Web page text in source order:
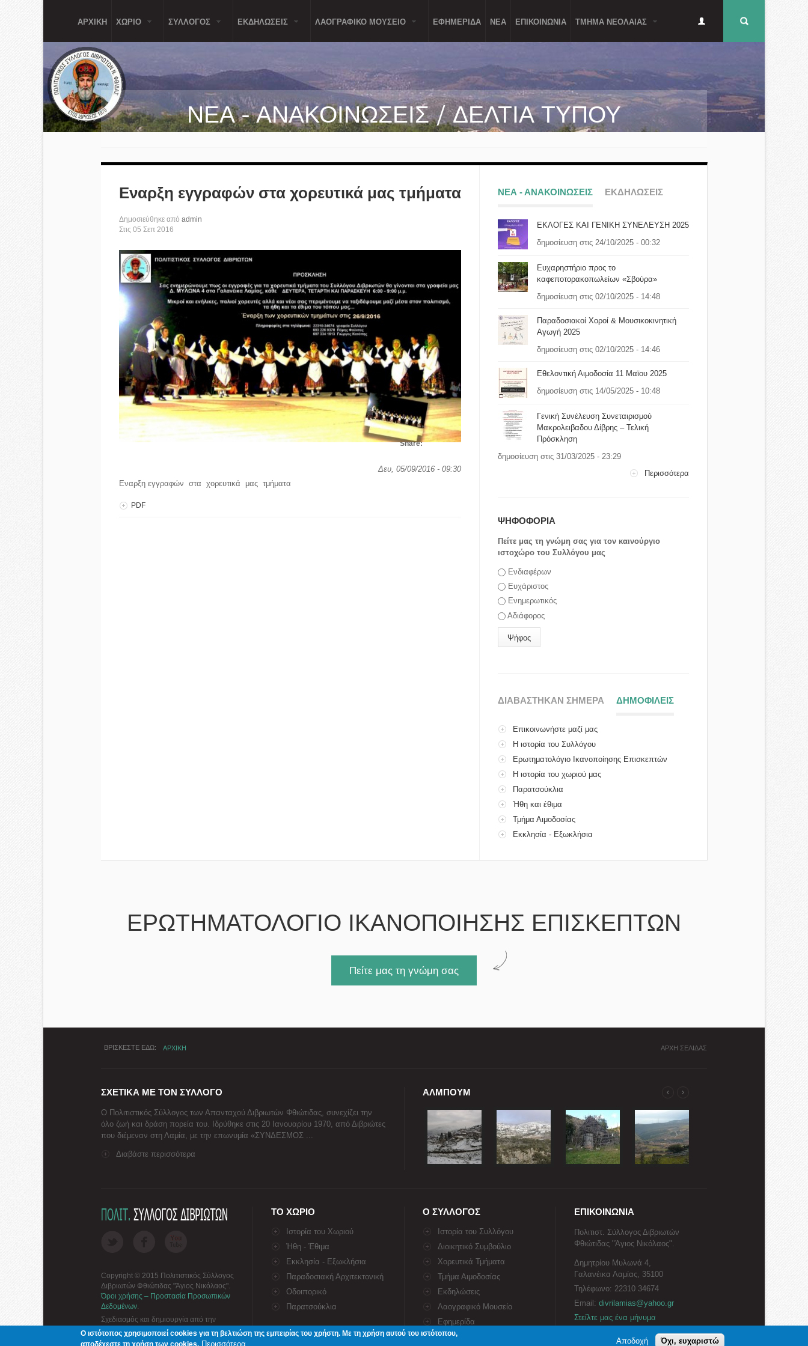
ΑΡΧΙΚΗ ΧΩΡΙΟ ΣΥΛΛΟΓΟΣ ΕΚΔΗΛΩΣΕΙΣ ΛΑΟΓΡΑΦΙΚΟ ΜΟΥΣΕΙΟ ΕΦΗΜΕΡΙΔΑ ΝΕΑ ΕΠΙΚΟΙΝΩΝΙΑ ΤΜΗΜΑ ΝΕΟΛΑΙΑΣ
αναζήτησης
μενού
ΝΕΑ - ΑΝΑΚΟΙΝΩΣΕΙΣ / ΔΕΛΤΙΑ ΤΥΠΟΥ
Εναρξη εγγραφών στα χορευτικά μας τμήματα
Δημοσιεύθηκε από admin
Στις 05 Σεπ 2016
Share:
Δευ, 05/09/2016 - 09:30
Εναρξη εγγραφών στα χορευτικά μας τμήματα
PDF
ΝΕΑ - ΑΝΑΚΟΙΝΩΣΕΙΣ ΕΚΔΗΛΩΣΕΙΣ
ΕΚΛΟΓΕΣ ΚΑΙ ΓΕΝΙΚΗ ΣΥΝΕΛΕΥΣΗ 2025
δημοσίευση στις 24/10/2025 - 00:32
Ευχαρηστήριο προς το
καφεποτορακοπωλείων «Σβούρα»
δημοσίευση στις 02/10/2025 - 14:48
Παραδοσιακοί Χοροί & Μουσικοκινητική
Αγωγή 2025
δημοσίευση στις 02/10/2025 - 14:46
Εθελοντική Αιμοδοσία 11 Μαϊου 2025
δημοσίευση στις 14/05/2025 - 10:48
Γενική Συνέλευση Συνεταιρισμού
Μακρολειβαδου Δίβρης – Τελική
Πρόσκληση
δημοσίευση στις 31/03/2025 - 23:29
Περισσότερα
ΨΗΦΟΦΟΡΙΑ
Πείτε μας τη γνώμη σας για τον καινούργιο
ιστοχώρο του Συλλόγου μας
Επιλογές
Ενδιαφέρων
Ευχάριστος
Ενημερωτικός
Αδιάφορος
ΔΙΑΒΑΣΤΗΚΑΝ ΣΗΜΕΡΑ ΔΗΜΟΦΙΛΕΙΣ
Επικοινωνήστε μαζί μας
Η ιστορία του Συλλόγου
Ερωτηματολόγιο Ικανοποίησης Επισκεπτών
Η ιστορία του χωριού μας
Παρατσούκλια
Ήθη και έθιμα
Τμήμα Αιμοδοσίας
Εκκλησία - Εξωκλήσια
ΕΡΩΤΗΜΑΤΟΛΟΓΙΟ ΙΚΑΝΟΠΟΙΗΣΗΣ ΕΠΙΣΚΕΠΤΩΝ
Πείτε μας τη γνώμη σας
ΒΡΙΣΚΕΣΤΕ ΕΔΩ ΑΡΧΙΚΗ ΑΡΧΗ ΣΕΛΙΔΑΣ
ΣΧΕΤΙΚΑ ΜΕ ΤΟΝ ΣΥΛΛΟΓΟ
Ο Πολιτιστικός Σύλλογος των Απανταχού Διβριωτών Φθιώτιδας, συνεχίζει την
όλο ζωή και δράση πορεία του. Ιδρύθηκε στις 20 Ιανουαρίου 1970, από Διβριώτες
που διέμεναν στη Λαμία, με την επωνυμία «ΣΥΝΔΕΣΜΟΣ ...
Διαβάστε περισσότερα
ΑΛΜΠΟΥΜ
Copyright © 2015 Πολιτιστικός Σύλλογος
Διβριωτών Φθιώτιδας "Άγιος Νικόλαος".
Όροι χρήσης – Προστασία Προσωπικών
Δεδομένων.
Σχεδιασμός και δημιουργία από την
ΓΝΩΣΙΣ Computers
ΤΟ ΧΩΡΙΟ
Ιστορία του Χωριού
Ήθη - Έθιμα
Εκκλησία - Εξωκλήσια
Παραδοσιακή Αρχιτεκτονική
Οδοιπορικό
Παρατσούκλια
περισσότερα...
Ο ΣΥΛΛΟΓΟΣ
Ιστορία του Συλλόγου
Διοικητικό Συμβούλιο
Χορευτικά Τμήματα
Τμήμα Αιμοδοσίας
Εκδηλώσεις
Λαογραφικό Μουσείο
Εφημερίδα
ΕΠΙΚΟΙΝΩΝΙΑ
Πολιτιστ. Σύλλογος Διβριωτών
Φθιώτιδας "Άγιος Νικόλαος".
Δημητρίου Μυλωνά 4,
Γαλανέικα Λαμίας, 35100
Τηλέφωνο: 22310 34674
Email: divrilamias@yahoo.gr
Στείλτε μας ένα μήνυμα
Ο ιστότοπος χρησιμοποιεί cookies για τη βελτιώση της εμπειρίας του χρήστη. Με τη χρήση αυτού του ιστότοπου,
αποδέχεστε τη χρήση των cookies. Περισσότερα Αποδοχή Όχι, ευχαριστώ